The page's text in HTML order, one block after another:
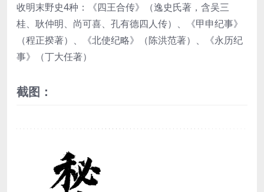
收明末野史4种：《四王合传》（逸史氏著，含吴三
桂、耿仲明、尚可喜、孔有德四人传）、《甲申纪事》
（程正揆著）、《北使纪略》（陈洪范著）、《永历纪
事》（丁大任著）
截图：